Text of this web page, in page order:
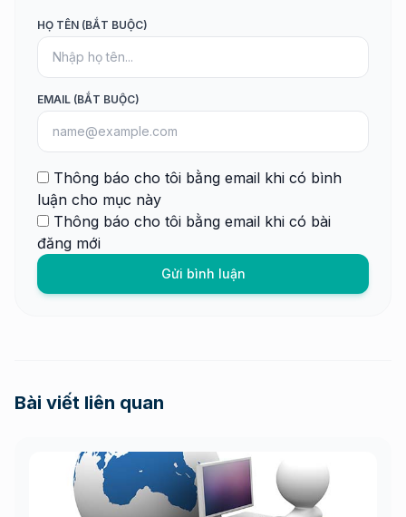
HỌ TÊN (BẮT BUỘC)
EMAIL (BẮT BUỘC)
Thông báo cho tôi bằng email khi có bình
luận cho mục này
Thông báo cho tôi bằng email khi có bài
đăng mới
Gửi bình luận
Bài viết liên quan